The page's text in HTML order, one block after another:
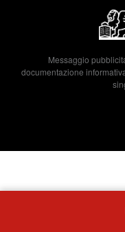
Messaggio
documentazione